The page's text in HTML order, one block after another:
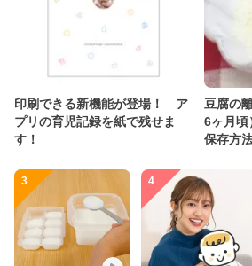
印刷できる新機能が登場！ ア
プリの育児記録を紙で残せま
す！
豆腐の
6ヶ月頃
保存方
3 4